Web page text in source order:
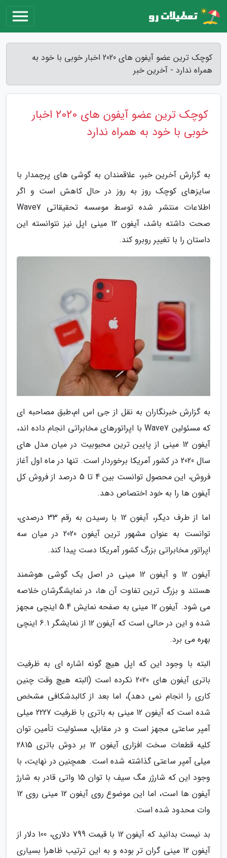
کوچک ترین عضو آیفون های 2020 اخبار خوبی با خود به
همراه ندارد - آخرین خبر
کوچک ترین عضو آیفون های 2020 اخبار
خوبی با خود به همراه ندارد
به گزارش آخرین خبر، علاقمندان به گوشی های پرچمدار با
سایزهای کوچک روز به روز در حال کاهش است و اگر
اطلاعات منتشر شده توسط موسسه تحقیقاتی Wave7
صحت داشته باشد، آیفون 12 مینی اپل نیز نتوانسته این
داستان را با تغییر روبرو کند.
به گزارش خبرنگاران به نقل از جی اس ام،طبق مصاحبه ای
که مسئولین Wave7 با اپراتورهای مخابراتی انجام داده اند،
آیفون 12 مینی از پایین ترین محبوبیت در میان مدل های
سال 2020 در کشور آمریکا برخوردار است. تنها در ماه اول آغاز
فروش، این محصول توانست بین 4 تا 5 درصد از فروش کل
آیفون ها را به خود اختصاص دهد.
اما از طرف دیگر، آیفون 12 با رسیدن به رقم 33 درصدی،
توانست به عنوان مشهور ترین آیفون 2020 در میان سه
اپراتور مخابراتی بزرگ کشور آمریکا دست پیدا کند.
آیفون 12 و آیفون 12 مینی در اصل یک گوشی هوشمند
هستند و بزرگ ترین تفاوت آن ها، در نمایشگرشان خلاصه
می شود. آیفون 12 مینی به صفحه نمایش 5.4 اینچی مجهز
شده و این در حالی است که آیفون 12 از نمایشگر 6.1 اینچی
بهره می برد.
البته با وجود این که اپل هیچ گونه اشاره ای به ظرفیت
باتری آیفون های 2020 نکرده است (البته هیچ وقت چنین
کاری را انجام نمی دهد)، اما بعد از کالبدشکافی مشخص
شده است که آیفون 12 مینی به باتری با ظرفیت 2227 میلی
آمپر ساعتی مجهز است و در مقابل، مسئولیت تأمین توان
کلیه قطعات سخت افزاری آیفون 12 بر دوش باتری 2815
میلی آمپر ساعتی گذاشته شده است. همچنین در نهایت، با
وجود این که شارژر مگ سیف با توان 15 واتی قادر به شارژ
آیفون ها است، اما این موضوع روی آیفون 12 مینی روی 12
وات محدود شده است.
بد نیست بدانید که آیفون 12 با قیمت 799 دلاری، 100 دلار از
آیفون 12 مینی گران تر بوده و به این ترتیب ظاهرا بسیاری